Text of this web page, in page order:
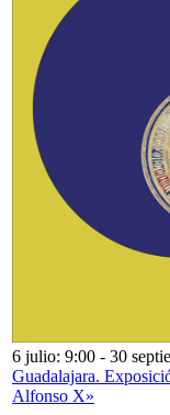
6 julio: 9:00 - 30
Guadalajara.
Alfonso X»